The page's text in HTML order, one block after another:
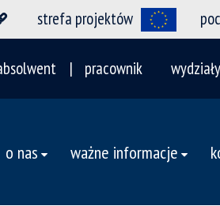
strefa projektów
pracownik wydziały
o nas ważne informacje